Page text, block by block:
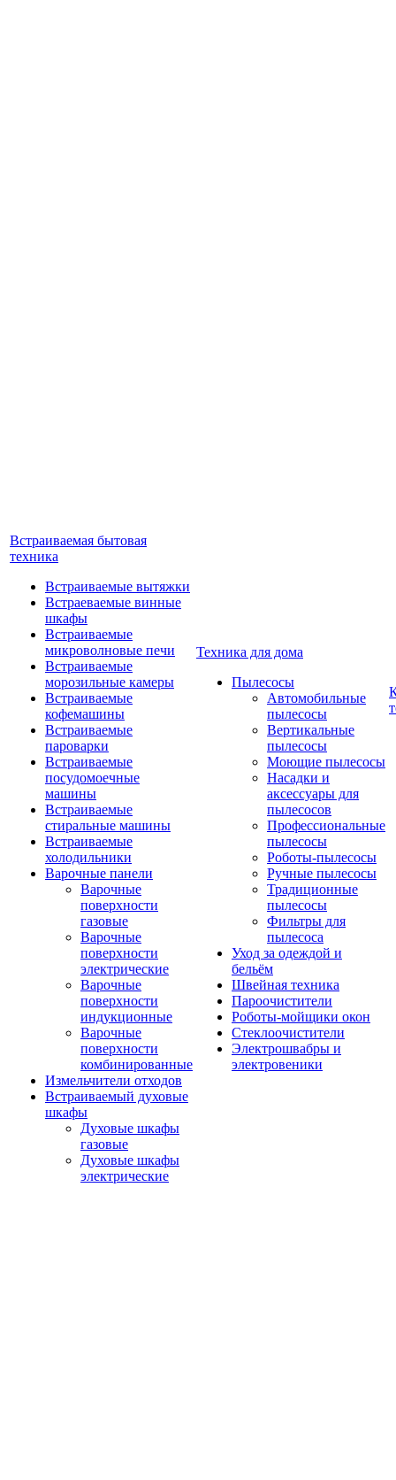
Встраиваемая бытовая
техника
Встраиваемые вытяжки
Встраеваемые винные
шкафы
Встраиваемые
микроволновые печи
Встраиваемые
морозильные камеры
Встраиваемые
кофемашины
Встраиваемые
пароварки
Встраиваемые
посудомоечные
машины
Встраиваемые
стиральные машины
Встраиваемые
холодильники
Варочные панели
Варочные
поверхности
газовые
Варочные
поверхности
электрические
Варочные
поверхности
индукционные
Варочные
поверхности
комбинированные
Измельчители отходов
Встраиваемый духовые
шкафы
Духовые шкафы
газовые
Духовые шкафы
электрические
Техника для дома
Пылесосы
Автомобильные
пылесосы
Вертикальные
пылесосы
Моющие пылесосы
Насадки и
аксессуары для
пылесосов
Профессиональные
пылесосы
Роботы-пылесосы
Ручные пылесосы
Традиционные
пылесосы
Фильтры для
пылесоса
Уход за одеждой и
бельём
Швейная техника
Пароочистители
Роботы-мойщики окон
Стеклоочистители
Электрошвабры и
электровеники